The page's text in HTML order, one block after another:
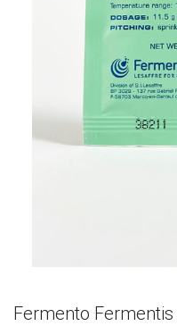
Fermento Fermentis